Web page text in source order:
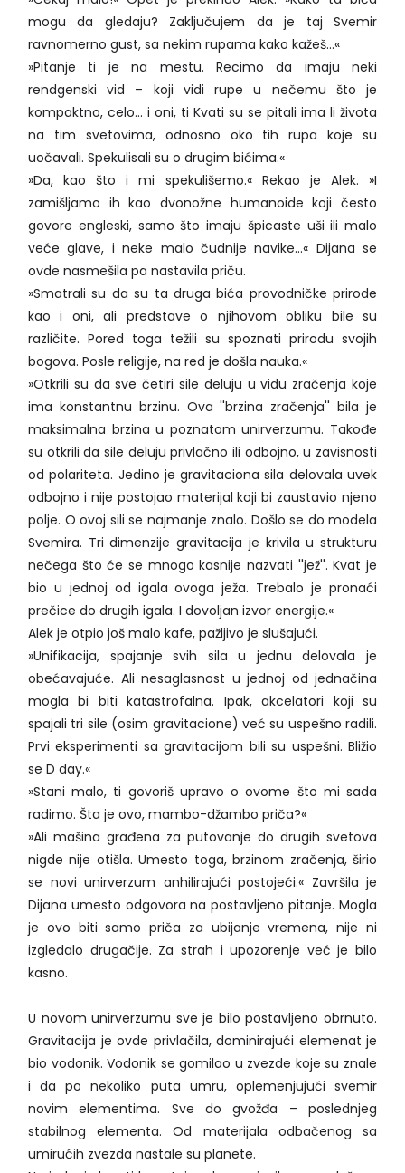
mogu da gledaju? Zaključujem da je taj Svemir
ravnomerno gust, sa nekim rupama kako kažeš...«
»Pitanje ti je na mestu. Recimo da imaju neki
rendgenski vid – koji vidi rupe u nečemu što je
kompaktno, celo... i oni, ti Kvati su se pitali ima li života
na tim svetovima, odnosno oko tih rupa koje su
uočavali. Spekulisali su o drugim bićima.«
»Da, kao što i mi spekulišemo.« Rekao je Alek. »I
zamišljamo ih kao dvonožne humanoide koji često
govore engleski, samo što imaju špicaste uši ili malo
veće glave, i neke malo čudnije navike...« Dijana se
ovde nasmešila pa nastavila priču.
»Smatrali su da su ta druga bića provodničke prirode
kao i oni, ali predstave o njihovom obliku bile su
različite. Pored toga težili su spoznati prirodu svojih
bogova. Posle religije, na red je došla nauka.«
»Otkrili su da sve četiri sile deluju u vidu zračenja koje
ima konstantnu brzinu. Ova ''brzina zračenja'' bila je
maksimalna brzina u poznatom unirverzumu. Takođe
su otkrili da sile deluju privlačno ili odbojno, u zavisnosti
od polariteta. Jedino je gravitaciona sila delovala uvek
odbojno i nije postojao materijal koji bi zaustavio njeno
polje. O ovoj sili se najmanje znalo. Došlo se do modela
Svemira. Tri dimenzije gravitacija je krivila u strukturu
nečega što će se mnogo kasnije nazvati ''jež''. Kvat je
bio u jednoj od igala ovoga ježa. Trebalo je pronaći
prečice do drugih igala. I dovoljan izvor energije.«
Alek je otpio još malo kafe, pažljivo je slušajući.
»Unifikacija, spajanje svih sila u jednu delovala je
obećavajuće. Ali nesaglasnost u jednoj od jednačina
mogla bi biti katastrofalna. Ipak, akcelatori koji su
spajali tri sile (osim gravitacione) već su uspešno radili.
Prvi eksperimenti sa gravitacijom bili su uspešni. Bližio
se D day.«
»Stani malo, ti govoriš upravo o ovome što mi sada
radimo. Šta je ovo, mambo-džambo priča?«
»Ali mašina građena za putovanje do drugih svetova
nigde nije otišla. Umesto toga, brzinom zračenja, širio
se novi unirverzum anhilirajući postojeći.« Završila je
Dijana umesto odgovora na postavljeno pitanje. Mogla
je ovo biti samo priča za ubijanje vremena, nije ni
izgledalo drugačije. Za strah i upozorenje već je bilo
kasno.
U novom unirverzumu sve je bilo postavljeno obrnuto.
Gravitacija je ovde privlačila, dominirajući elemenat je
bio vodonik. Vodonik se gomilao u zvezde koje su znale
i da po nekoliko puta umru, oplemenjujući svemir
novim elementima. Sve do gvožđa – poslednjeg
stabilnog elementa. Od materijala odbačenog sa
umirućih zvezda nastale su planete.